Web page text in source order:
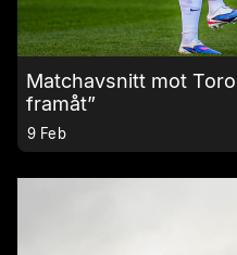
Matchavsnitt mot
framåt”
9 Feb